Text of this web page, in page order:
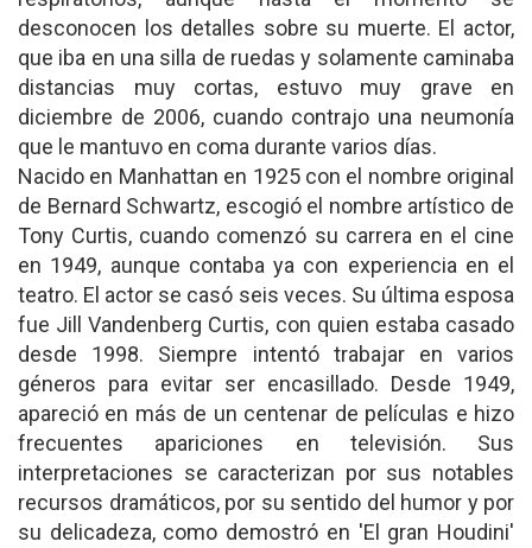
desconocen los detalles sobre su muerte. El actor,
que iba en una silla de ruedas y solamente caminaba
distancias muy cortas, estuvo muy grave en
diciembre de 2006, cuando contrajo una neumonía
que le mantuvo en coma durante varios días.
Nacido en Manhattan en 1925 con el nombre original
de Bernard Schwartz, escogió el nombre artístico de
Tony Curtis, cuando comenzó su carrera en el cine
en 1949, aunque contaba ya con experiencia en el
teatro. El actor se casó seis veces. Su última esposa
fue Jill Vandenberg Curtis, con quien estaba casado
desde 1998. Siempre intentó trabajar en varios
géneros para evitar ser encasillado. Desde 1949,
apareció en más de un centenar de películas e hizo
frecuentes apariciones en televisión. Sus
interpretaciones se caracterizan por sus notables
recursos dramáticos, por su sentido del humor y por
su delicadeza, como demostró en 'El gran Houdini'